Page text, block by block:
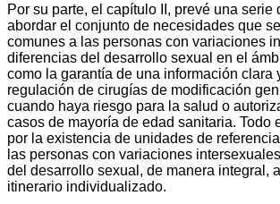
Por su parte, el capítulo II, prevé una serie
abordar el conjunto de necesidades que
comunes a las personas con variaciones
diferencias del desarrollo sexual en el
como la garantía de una información clara
regulación de cirugías de modificación
cuando haya riesgo para la salud o
casos de mayoría de edad sanitaria. Todo
por la existencia de unidades de
las personas con variaciones
del desarrollo sexual, de manera integral,
itinerario individualizado.